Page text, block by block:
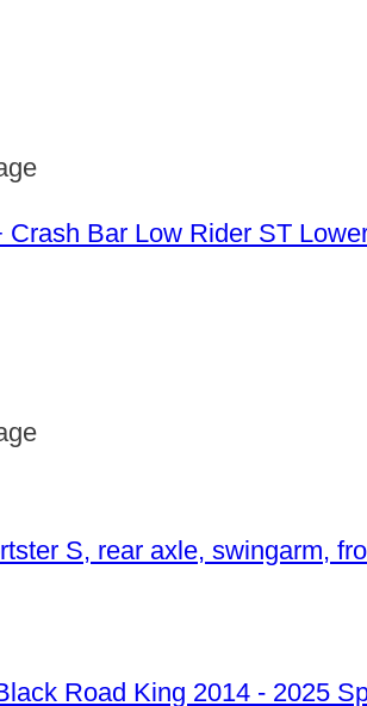
S, rear axle, swingarm,